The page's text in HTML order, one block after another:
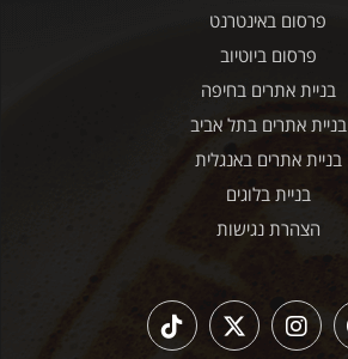
פרסום באינטרנט
פרסום ביוטיוב
בניית אתרים בחיפה
בניית אתרים בתל אביב
בניית אתרים באנגלית
בניית בלוגים
הצהרת נגישות